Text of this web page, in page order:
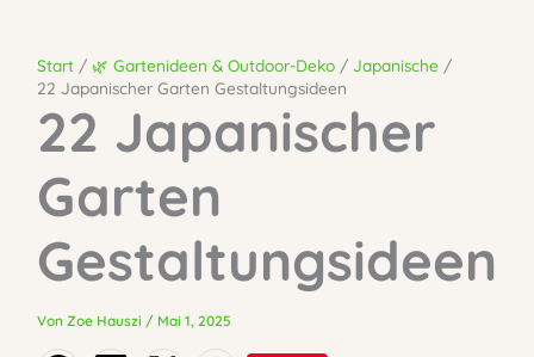
Start 🌿 Gartenideen & Outdoor-Deko
Japanische
22 Japanischer Garten Gestaltungsideen
22 Japanischer
Garten
Gestaltungsideen
Von Zoe Hauszi / Mai 1, 2025